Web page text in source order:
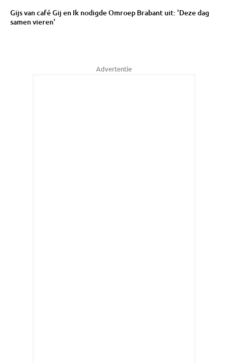
Gijs van café Gij en Ik nodigde Omroep Brabant uit: 'Deze dag
samen vieren'
Advertentie